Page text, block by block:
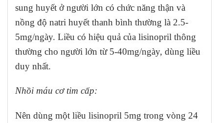
sung huyết ở người lớn có chức năng thận và
nồng độ natri huyết thanh bình thường là 2.5-
5mg/ngày. Liều có hiệu quả của lisinopril thông
thường cho người lớn từ 5-40mg/ngày, dùng liều
duy nhất.
Nhồi máu cơ tim cấp:
Nên dùng một liều lisinopril 5mg trong vòng 24